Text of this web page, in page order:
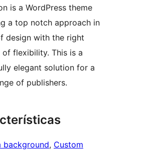
is a WordPress theme
a top notch approach in
design with the right
of flexibility. This is a
elegant solution for a
of publishers.
background, Custom